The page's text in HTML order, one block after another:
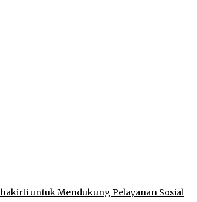
untuk Mendukung Pelayanan Sosial